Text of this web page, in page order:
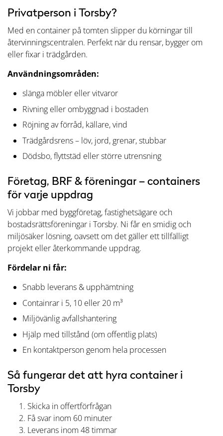
Privatperson i Torsby?
Med en container på tomten slipper du körningar till
återvinningscentralen. Perfekt när du rensar, bygger om
eller fixar i trädgården.
Användningsområden:
slänga möbler eller vitvaror
Rivning eller ombyggnad i bostaden
Röjning av förråd, källare, vind
Trädgårdsrens – löv, jord, grenar, stubbar
Dödsbo, flyttstäd eller större utrensning
Företag, BRF & föreningar – containers
för varje uppdrag
Vi jobbar med byggföretag, fastighetsägare och
bostadsrättsföreningar i Torsby. Ni får en smidig och
miljösäker lösning, oavsett om det gäller ett tillfälligt
projekt eller återkommande uppdrag.
Fördelar ni får:
Snabb leverans & upphämtning
Containrar i 5, 10 eller 20 m³
Miljövänlig avfallshantering
Hjälp med tillstånd (om offentlig plats)
En kontaktperson genom hela processen
Så fungerar det att hyra container i
Torsby
Skicka in offertförfrågan
Få svar inom 60 minuter
Leverans inom 48 timmar